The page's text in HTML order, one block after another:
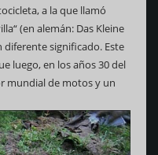
a la que llamó
(en alemán: Das Kleine
diferente significado. Este
luego, en los años 30 del
mundial de motos y un